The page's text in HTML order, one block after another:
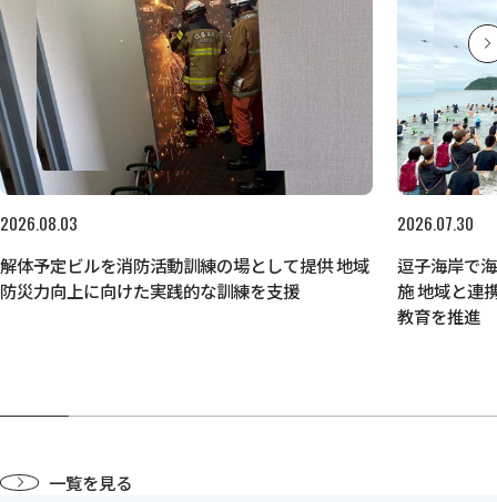
2026.08.03
解体予定ビルを消防活動訓練の場として提供 地域
防災力向上に向けた実践的な訓練を支援
2026.07.30
逗子海岸で
施 地域と連
教育を推進
一覧を見る